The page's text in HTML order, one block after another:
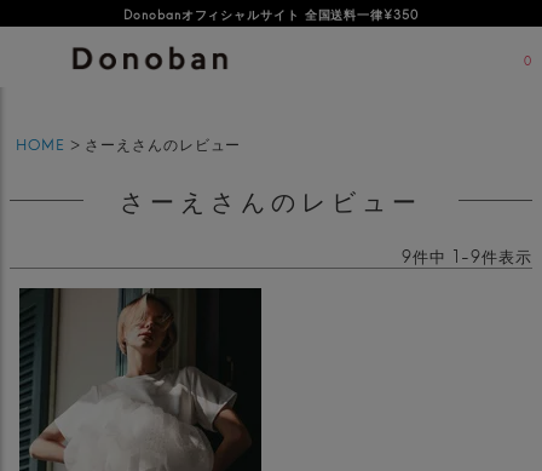
Donobanオフィシャルサイト 全国送料一律¥350
オフィシャルサイト新規会員登録特典 500ポイントプレゼント
0
HOME さーえさんのレビュー
さーえさんのレビュー
9件中 1 -9件表示